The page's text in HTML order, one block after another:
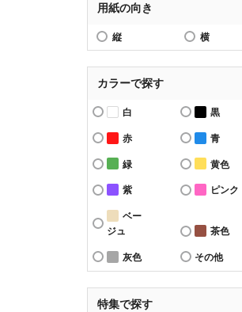
用紙の向き
縦 横
カラーで探す
白 黒
赤 青
緑 黄色
紫 ピンク
ベー
ジュ
茶色
灰色 その他
特集で探す